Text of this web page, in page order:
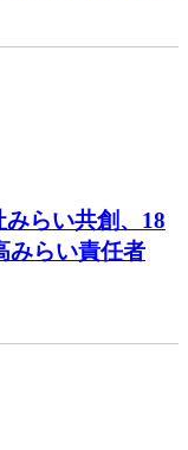
みらい共創、18
みらい責任者